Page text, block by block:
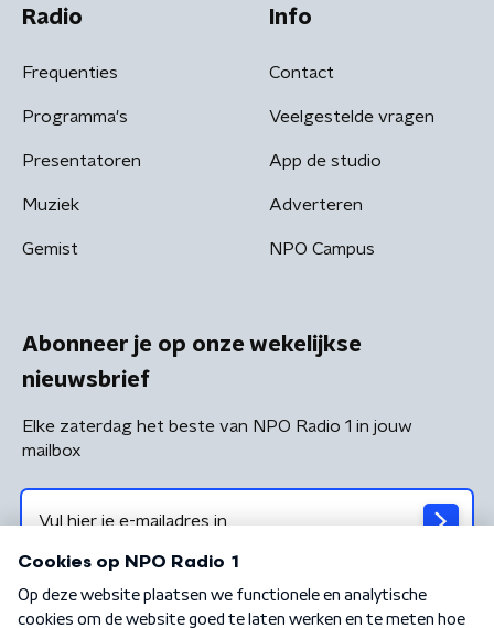
Radio
Frequenties
Programma's
Presentatoren
Muziek
Gemist
Info
Contact
Veelgestelde vragen
App de studio
Adverteren
NPO Campus
Abonneer je op onze wekelijkse
nieuwsbrief
Elke zaterdag het beste van NPO Radio 1 in jouw
mailbox